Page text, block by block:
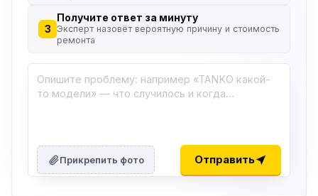
3
Получите ответ за минуту
Эксперт назовёт вероятную причину и стоимость
ремонта
Прикрепить фото Отправить